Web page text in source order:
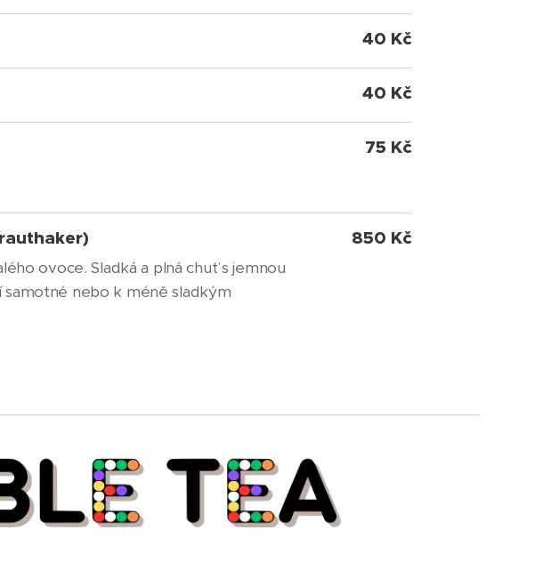
40 Kč
40 Kč
75 Kč
ovoce. Sladká a plná chuť s jemnou
samotné nebo k méně sladkým
850 Kč